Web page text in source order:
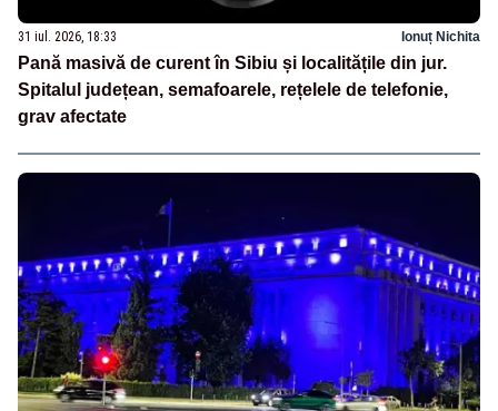
31 iul. 2026, 18:33 Ionuț Nichita
Pană masivă de curent în Sibiu și localitățile din jur.
Spitalul județean, semafoarele, rețelele de telefonie,
grav afectate